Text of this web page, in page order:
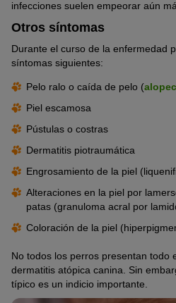
infecciones suelen empeorar aún
Otros síntomas
Durante el curso de la enfermedad
síntomas siguientes:
Pelo ralo o caída de pelo (
Piel escamosa
Pústulas o costras
Dermatitis piotraumática
Engrosamiento de la piel
Alteraciones en la piel por
patas (granuloma acral por
Coloración de la piel
No todos los perros presentan todo
dermatitis atópica canina. Sin
típico es un indicio importante.